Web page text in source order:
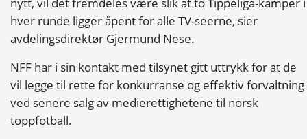
hver runde ligger åpent for alle TV-seerne, sier
avdelingsdirektør Gjermund Nese.
NFF har i sin kontakt med tilsynet gitt uttrykk for at de
vil legge til rette for konkurranse og effektiv forvaltning
ved senere salg av medierettighetene til norsk
toppfotball.